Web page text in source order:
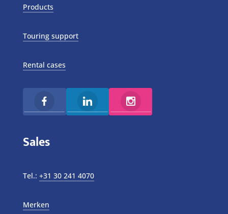
Products
Touring support
Rental cases
Sales
Tel.: +31 30 241 4070
Merken